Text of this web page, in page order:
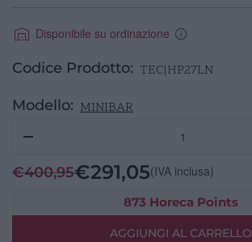
Disponibile su ordinazione
Codice Prodotto: TEC|HP27LN
Modello: MINIBAR
termoelettrico
int
quantità
€400,95€291,05(IVA inclusa)
873 Horeca Points
AGGIUNGI AL CARRELLO